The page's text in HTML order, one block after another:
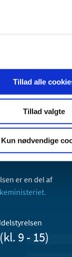
Tillad alle
Tillad valgte
Kun nødvendige
er en del af
9 - 15)